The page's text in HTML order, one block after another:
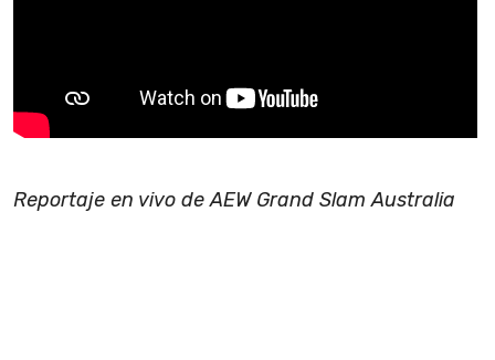
Reportaje en vivo de AEW Grand Slam Australia